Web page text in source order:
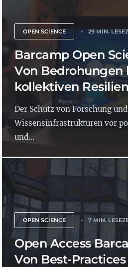
OPEN SCIENCE 29 MIN.
Barcamp Open
Von Bedrohungen
kollektiven
Der Schutz von Forschung
Wissensinfrastrukturen vor
und...
OPEN SCIENCE 7 MIN.
Open Access
Von Best-